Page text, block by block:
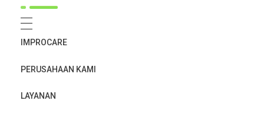
IMPROCARE
PERUSAHAAN KAMI
LAYANAN